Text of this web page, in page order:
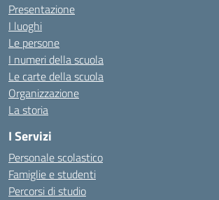
Presentazione
I luoghi
Le persone
I numeri della scuola
Le carte della scuola
Organizzazione
La storia
I Servizi
Personale scolastico
Famiglie e studenti
Percorsi di studio